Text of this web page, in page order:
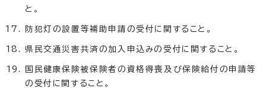
と。
防犯灯の設置等補助申請の受付に関すること。
県民交通災害共済の加入申込みの受付に関すること。
国民健康保険被保険者の資格得喪及び保険給付の申請等
の受付に関すること。